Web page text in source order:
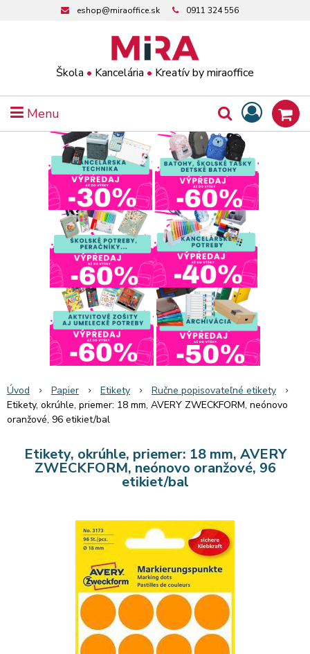
Škola • Kancelária • Kreatív by miraoffice
eshop@miraoffice.sk 0911 324 556
Menu
Úvod Papier Etikety
Ručne popisovateľné etikety
Etikety, okrúhle, priemer: 18 mm, AVERY ZWECKFORM, neónovo
oranžové, 96 etikiet/bal
Etikety, okrúhle, priemer: 18 mm, AVERY
ZWECKFORM, neónovo oranžové, 96
etikiet/bal